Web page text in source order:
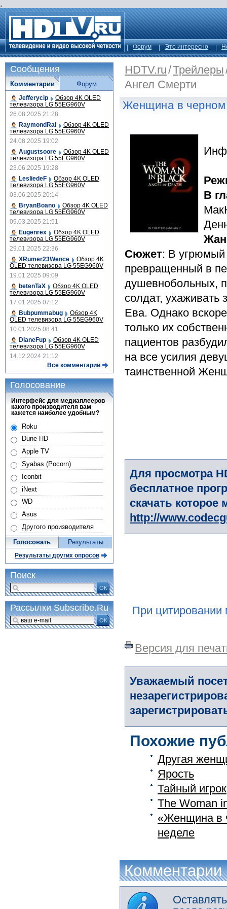
.
Форум Это интересно
HDTV.ru/Трейлеры
Ангел Смерти
Женщина в
В
Сюжет: В
превращенный в
душевнобольных,
солдат, ухаживать
Ева. Однако
только их
пациентов
на все усилия
таинственной
Для просмотра
бесплатное
скачать
http://
При цитировании
Версия для
Уважаемый
Похожие
Другая
Ярость
Тайный игрок
The Woman
«Женщина в
неделе
Комментарии
Сообщения
Комментарии
Jefferycip Обзор 4K OLED
телевизора LG 55EG960V
26.08.2025 21:28
RaymondRal
Обзор 4K OLED
телевизора LG 55EG960V
24.08.2025 19:02
Augustsoore
Обзор 4K OLED
телевизора LG 55EG960V
23.06.2025 19:28
LesliedeF
Обзор 4K OLED
телевизора LG 55EG960V
03.06.2025 20:14
BryanBoano
Обзор 4K OLED
телевизора LG 55EG960V
09.03.2025 21:51
Eugenrex
Обзор 4K OLED
телевизора LG 55EG960V
29.01.2025 22:36
XRumer23Wence
Обзор 4K
OLED телевизора LG 55EG960V
19.01.2025 09:09
betenTaX
Обзор 4K OLED
телевизора LG 55EG960V
17.01.2025 07:12
Bubpummabug
Обзор 4K
OLED телевизора LG 55EG960V
10.01.2025 08:41
DianeFup
Обзор 4K OLED
телевизора LG 55EG960V
14.12.2024 21:12
Все комментарии
Форум
Голосование
Интерфейс для медиаплееров
какого производителя вам
кажется наиболее удобным?
Roku
Dune HD
Apple TV
Syabas (Pocorn)
Iconbit
iNext
WD
Asus
Другого производителя
Голосовать Результаты
Результаты других опросов
Поиск
ОК
Рассылки Subscribe.Ru
ОК